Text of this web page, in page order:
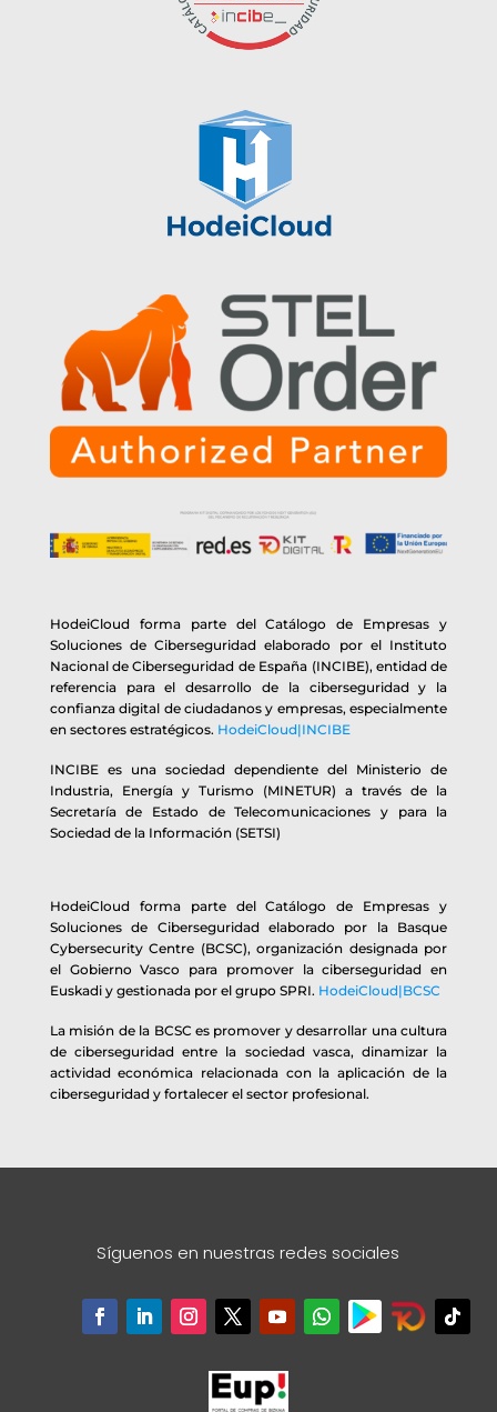
HodeiCloud forma parte del Catálogo de Empresas y
Soluciones de Ciberseguridad elaborado por el Instituto
Nacional de Ciberseguridad de España (INCIBE), entidad de
referencia para el desarrollo de la ciberseguridad y la
confianza digital de ciudadanos y empresas, especialmente
en sectores estratégicos. HodeiCloud|INCIBE
INCIBE es una sociedad dependiente del Ministerio de
Industria, Energía y Turismo (MINETUR) a través de la
Secretaría de Estado de Telecomunicaciones y para la
Sociedad de la Información (SETSI)
HodeiCloud forma parte del Catálogo de Empresas y
Soluciones de Ciberseguridad elaborado por la Basque
Cybersecurity Centre (BCSC), organización designada por
el Gobierno Vasco para promover la ciberseguridad en
Euskadi y gestionada por el grupo SPRI. HodeiCloud|BCSC
La misión de la BCSC es promover y desarrollar una cultura
de ciberseguridad entre la sociedad vasca, dinamizar la
actividad económica relacionada con la aplicación de la
ciberseguridad y fortalecer el sector profesional.
Síguenos en nuestras redes sociales